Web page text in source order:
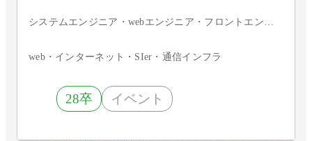
web・インターネット・SIer・通信インフラ
28卒 イベント